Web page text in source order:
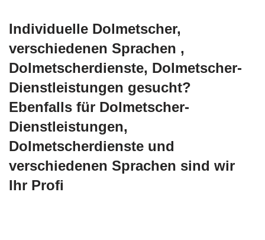
Individuelle Dolmetscher,
verschiedenen Sprachen ,
Dolmetscherdienste, Dolmetscher-
Dienstleistungen gesucht?
Ebenfalls für Dolmetscher-
Dienstleistungen,
Dolmetscherdienste und
verschiedenen Sprachen sind wir
Ihr Profi